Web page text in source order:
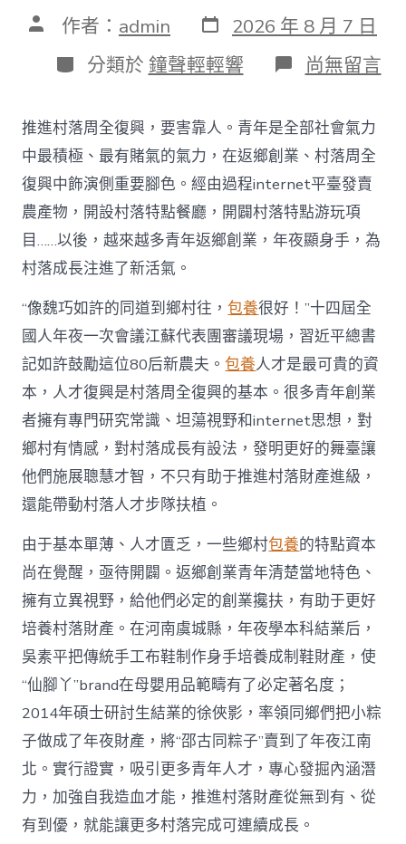
文 作者： admin 發
表
日
期
2026 年 8 月 7 日
分
類
分類於 鐘聲輕輕響 在
〈為
落
財
產
復
興
注
進
人
水
甜
心
寶
物
查
包
養
網
_
中
中
尚無留言
推進村落周全復興，要害靠人。青年是全部社會氣力
中最積極、最有賭氣的氣力，在返鄉創業、村落周全
復興中飾演側重要腳色。經由過程internet平臺發賣
農產物，開設村落特點餐廳，開闢村落特點游玩項
目……以後，越來越多青年返鄉創業，年夜顯身手，為
村落成長注進了新活氣。
“像魏巧如許的同道到鄉村往，包養很好！”十四屆全
國人年夜一次會議江蘇代表團審議現場，習近平總書
記如許鼓勵這位80后新農夫。包養人才是最可貴的資
本，人才復興是村落周全復興的基本。很多青年創業
者擁有專門研究常識、坦蕩視野和internet思想，對
鄉村有情感，對村落成長有設法，發明更好的舞臺讓
他們施展聰慧才智，不只有助于推進村落財產進級，
還能帶動村落人才步隊扶植。
由于基本單薄、人才匱乏，一些鄉村包養的特點資本
尚在覺醒，亟待開闢。返鄉創業青年清楚當地特色、
擁有立異視野，給他們必定的創業攙扶，有助于更好
培養村落財產。在河南虞城縣，年夜學本科結業后，
吳素平把傳統手工布鞋制作身手培養成制鞋財產，使
“仙腳丫”brand在母嬰用品範疇有了必定著名度；
2014年碩士研討生結業的徐俠影，率領同鄉們把小粽
子做成了年夜財產，將“邵古同粽子”賣到了年夜江南
北。實行證實，吸引更多青年人才，專心發掘內涵潛
力，加強自我造血才能，推進村落財產從無到有、從
有到優，就能讓更多村落完成可連續成長。